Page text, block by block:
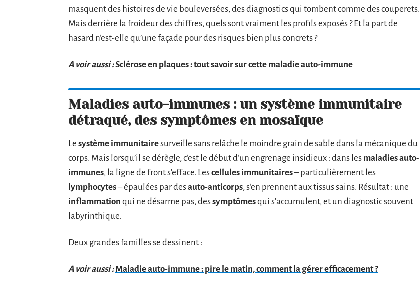
masquent des histoires de vie bouleversées, des diagnostics qui tombent comme des couperets.
Mais derrière la froideur des chiffres, quels sont vraiment les profils exposés ? Et la part de
hasard n’est-elle qu’une façade pour des risques bien plus concrets ?
A voir aussi :Sclérose en plaques : tout savoir sur cette maladie auto-immune
Maladies auto-immunes : un système immunitaire
détraqué, des symptômes en mosaïque
Le système immunitairesurveille sans relâche le moindre grain de sable dans la mécanique du
corps. Mais lorsqu’il se dérègle, c’est le début d’un engrenage insidieux : dans les maladies auto-
immunes, la ligne de front s’efface. Lescellules immunitaires– particulièrement les
lymphocytes– épaulées par desauto-anticorps, s’en prennent aux tissus sains. Résultat : une
inflammation qui ne désarme pas, dessymptômesqui s’accumulent, et un diagnostic souvent
labyrinthique.
Deux grandes familles se dessinent :
A voir aussi : Maladie auto-immune : pire le matin, comment la gérer efficacement ?